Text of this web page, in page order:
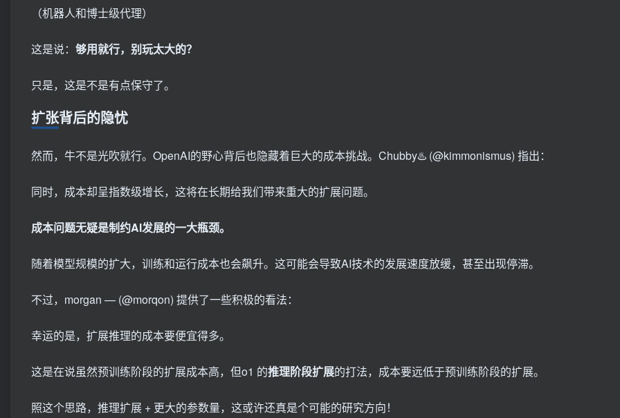
（机器人和博士级代理）
这是说： 够用就行，别玩太大的？
只是，这是不是有点保守了。
扩张背后的隐忧
然而，牛不是光吹就行。OpenAI的野心背后也隐藏着巨大的成本挑战。Chubby♨️ (@kimmonismus) 指出：
同时，成本却呈指数级增长，这将在长期给我们带来重大的扩展问题。
成本问题无疑是制约AI发展的一大瓶颈。
随着模型规模的扩大，训练和运行成本也会飙升。这可能会导致AI技术的发展速度放缓，甚至出现停滞。
不过，morgan — (@morqon) 提供了一些积极的看法：
幸运的是，扩展推理的成本要便宜得多。
这是在说虽然预训练阶段的扩展成本高，但o1 的推理阶段扩展的打法，成本要远低于预训练阶段的扩展。
照这个思路，推理扩展 + 更大的参数量，这或许还真是个可能的研究方向！